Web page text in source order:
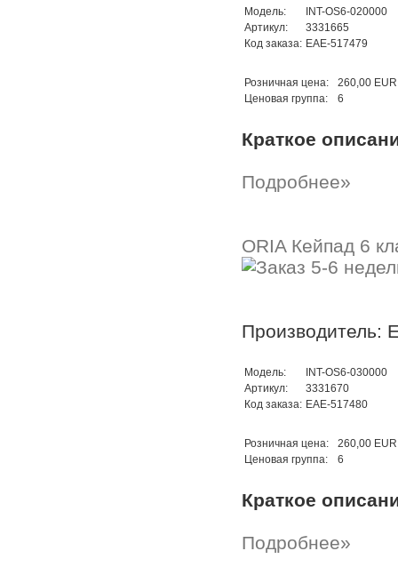
Модель:
INT-OS6-020000
Артикул:
3331665
Код заказа: EAE-517479
Розничная цена:
260,00 EUR
Ценовая группа:
6
Краткое
Подробнее»
ORIA Кейпад 6
Производитель:
Модель:
INT-OS6-030000
Артикул:
3331670
Код заказа: EAE-517480
Розничная цена:
260,00 EUR
Ценовая группа:
6
Краткое
Подробнее»